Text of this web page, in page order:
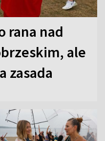
rana nad
ale
zasada